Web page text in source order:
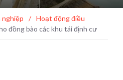
nghiệp / Hoạt động điều
đồng bào các khu tái định cư